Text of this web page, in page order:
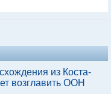
из Коста-
возглавить ООН